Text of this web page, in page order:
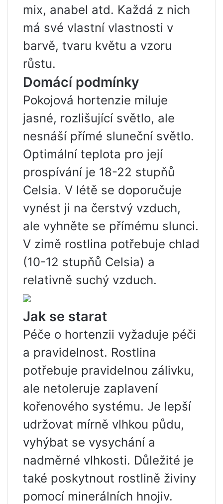
mix, anabel atd. Každá z nich
má své vlastní vlastnosti v
barvě, tvaru květu a vzoru
růstu.
Domácí podmínky
Pokojová hortenzie miluje
jasné, rozlišující světlo, ale
nesnáší přímé sluneční světlo.
Optimální teplota pro její
prospívání je 18-22 stupňů
Celsia. V létě se doporučuje
vynést ji na čerstvý vzduch,
ale vyhněte se přímému slunci.
V zimě rostlina potřebuje chlad
(10-12 stupňů Celsia) a
relativně suchý vzduch.
Jak se starat
Péče o hortenzii vyžaduje péči
a pravidelnost. Rostlina
potřebuje pravidelnou zálivku,
ale netoleruje zaplavení
kořenového systému. Je lepší
udržovat mírně vlhkou půdu,
vyhýbat se vysychání a
nadměrné vlhkosti. Důležité je
také poskytnout rostlině živiny
pomocí minerálních hnojiv.